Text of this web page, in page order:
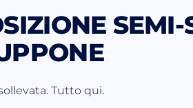
SEMI-
Tutto qui.